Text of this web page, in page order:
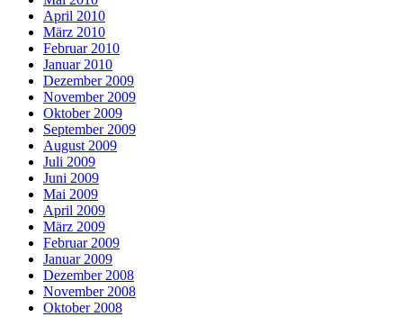
April 2010
März 2010
Februar 2010
Januar 2010
Dezember 2009
November 2009
Oktober 2009
September 2009
August 2009
Juli 2009
Juni 2009
Mai 2009
April 2009
März 2009
Februar 2009
Januar 2009
Dezember 2008
November 2008
Oktober 2008